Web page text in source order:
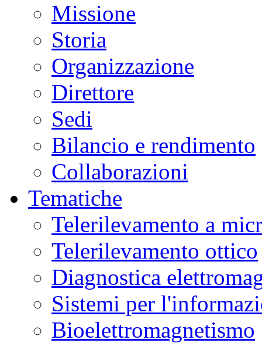
Missione
Storia
Organizzazione
Direttore
Sedi
Bilancio e rendimento
Collaborazioni
Tematiche
Telerilevamento a
Telerilevamento ottico
Diagnostica
Sistemi per
Bioelettromagnetismo